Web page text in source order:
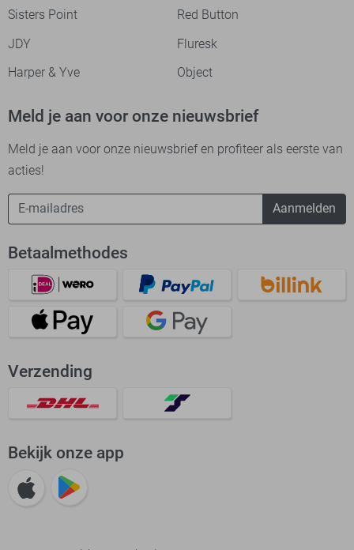
Sisters Point
Red Button
JDY
Fluresk
Harper & Yve
Object
Meld je aan voor onze nieuwsbrief
Meld je aan voor onze nieuwsbrief en profiteer als eerste van
acties!
Aanmelden
Betaalmethodes
Verzending
Bekijk onze app